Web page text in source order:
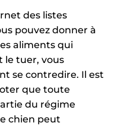
des listes
pouvez donner à
aliments qui
tuer, vous
se contredire. Il est
que toute
du régime
chien peut